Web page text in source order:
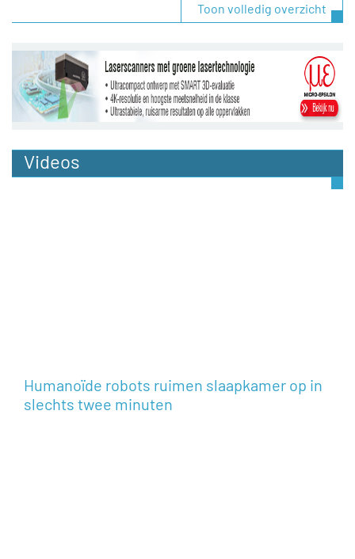
Toon volledig overzicht
Videos
Humanoïde robots ruimen slaapkamer op in
slechts twee minuten